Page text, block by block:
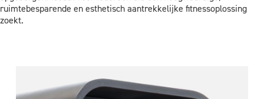
ruimtebesparende en esthetisch aantrekkelijke fitnessoplossing
zoekt.